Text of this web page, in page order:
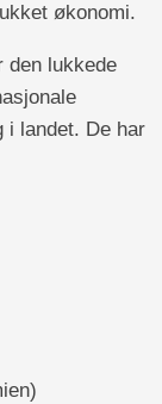
økonomi.
den lukkede
i landet. De har